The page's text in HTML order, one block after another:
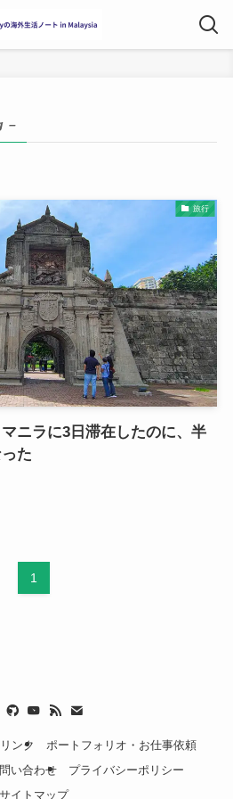
–
旅行
マニラに3日滞在したのに、半
た
1
ンク
ポートフォリオ・お仕事依頼
い合わせ
プライバシーポリシー
サイトマップ